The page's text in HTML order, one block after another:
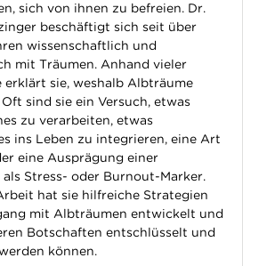
sich von ihnen zu befreien. Dr.
beschäftigt sich seit über
wissenschaftlich und
mit Träumen. Anhand vieler
erklärt sie, weshalb Albträume
sind sie ein Versuch, etwas
zu verarbeiten, etwas
ins Leben zu integrieren, eine Art
eine Ausprägung einer
als Stress- oder Burnout-Marker.
hat sie hilfreiche Strategien
mit Albträumen entwickelt und
Botschaften entschlüsselt und
können.